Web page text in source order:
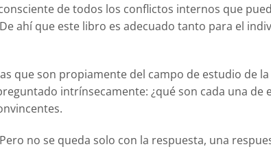
de todos los conflictos internos que
ahí que este libro es adecuado tanto para el
que son propiamente del campo de estudio de
intrínsecamente: ¿qué son cada una de
no se queda solo con la respuesta, una